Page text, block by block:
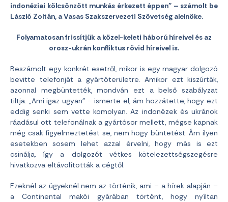
indonéziai kölcsönzött munkás érkezett éppen” – számolt be
László Zoltán, a Vasas Szakszervezeti Szövetség alelnöke.
Folyamatosan frissítjük a közel-keleti háború híreivel és az
orosz-ukrán konfliktus rövid híreivel is.
Beszámolt egy konkrét esetről, mikor is egy magyar dolgozó
bevitte telefonját a gyártóterületre. Amikor ezt kiszúrták,
azonnal megbüntették, mondván ezt a belső szabályzat
tiltja. „Ami igaz ugyan” – ismerte el, ám hozzátette, hogy ezt
eddig senki sem vette komolyan. Az indonézek és ukránok
ráadásul ott telefonálnak a gyártósor mellett, mégse kapnak
még csak figyelmeztetést se, nem hogy büntetést. Ám ilyen
esetekben sosem lehet azzal érvelni, hogy más is ezt
csinálja, így a dolgozót vétkes kötelezettségszegésre
hivatkozva eltávolították a cégtől.
Ezeknél az ügyeknél nem az történik, ami – a hírek alapján –
a Continental makói gyárában történt, hogy nyíltan